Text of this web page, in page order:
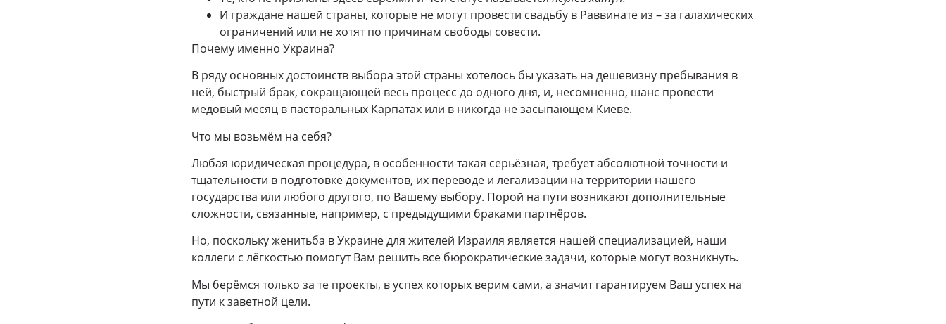
И граждане нашей страны, которые не могут провести свадьбу в Раввинате из – за галахических
ограничений или не хотят по причинам свободы совести.
Почему именно Украина?
В ряду основных достоинств выбора этой страны хотелось бы указать на дешевизну пребывания в
ней, быстрый брак, сокращающей весь процесс до одного дня, и, несомненно, шанс провести
медовый месяц в пасторальных Карпатах или в никогда не засыпающем Киеве.
Что мы возьмём на себя?
Любая юридическая процедура, в особенности такая серьёзная, требует абсолютной точности и
тщательности в подготовке документов, их переводе и легализации на территории нашего
государства или любого другого, по Вашему выбору. Порой на пути возникают дополнительные
сложности, связанные, например, с предыдущими браками партнёров.
Но, поскольку женитьба в Украине для жителей Израиля является нашей специализацией, наши
коллеги с лёгкостью помогут Вам решить все бюрократические задачи, которые могут возникнуть.
Мы берёмся только за те проекты, в успех которых верим сами, а значит гарантируем Ваш успех на
пути к заветной цели.